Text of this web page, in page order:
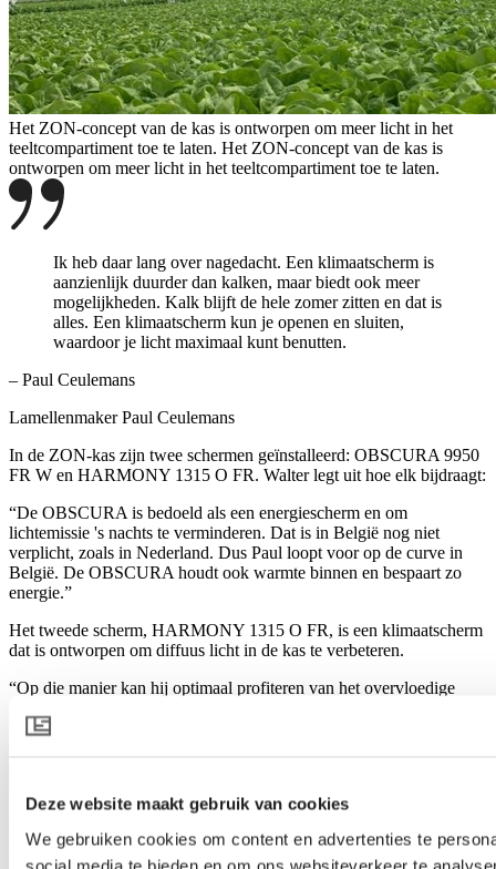
Deze website maakt gebruik van cookies
We gebruiken cookies om content en advertenties te
social media te bieden en om ons websiteverkeer te
Het ZON-concept van de kas is ontworpen om meer licht in het
teeltcompartiment toe te laten. Het ZON-concept van de kas is
ontworpen om meer licht in het teeltcompartiment toe te laten.
Ik heb daar lang over nagedacht. Een klimaatscherm is
aanzienlijk duurder dan kalken, maar biedt ook meer
mogelijkheden. Kalk blijft de hele zomer zitten en dat is
alles. Een klimaatscherm kun je openen en sluiten,
waardoor je licht maximaal kunt benutten.
– Paul Ceulemans
Lamellenmaker Paul Ceulemans
In de ZON-kas zijn twee schermen geïnstalleerd: OBSCURA 9950
FR W en HARMONY 1315 O FR. Walter legt uit hoe elk bijdraagt:
“De OBSCURA is bedoeld als een energiescherm en om
lichtemissie 's nachts te verminderen. Dat is in België nog niet
verplicht, zoals in Nederland. Dus Paul loopt voor op de curve in
België. De OBSCURA houdt ook warmte binnen en bespaart zo
energie.”
Het tweede scherm, HARMONY 1315 O FR, is een klimaatscherm
dat is ontworpen om diffuus licht in de kas te verbeteren.
“Op die manier kan hij optimaal profiteren van het overvloedige
kon het licht regelen. Het gewas doet het goed onder,” zegt Paul.